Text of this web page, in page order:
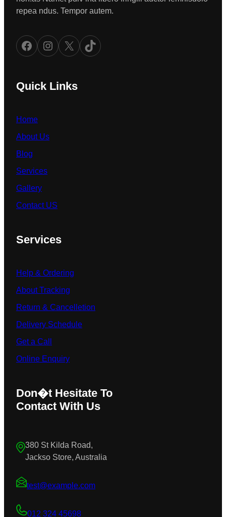
repea ndus. Tempor autem.
Facebook Instagram X TikTok
Quick Links
Home
About Us
Blog
Services
Gallery
Contact US
Services
Help & Ordering
About Tracking
Return & Cancelletion
Delivery Schedule
Get a Call
Online Enquiry
Don�t Hesitate To
Contact With Us
380 St Kilda Road,
Jackso Store, Australia
test@example.com
012 324 45698